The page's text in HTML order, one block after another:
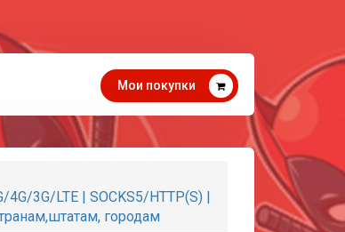
Мои покупки
3G/LTE | SOCKS5/HTTP(S) |
городам